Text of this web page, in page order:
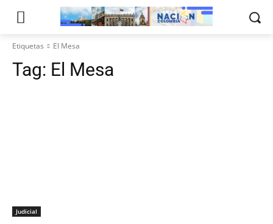
Etiquetas El Mesa
Tag: El Mesa
Judicial